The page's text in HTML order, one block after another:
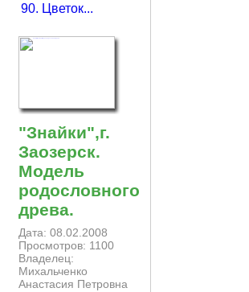
90. Цветок...
"Знайки",г.
Заозерск.
Модель
родословного
древа.
Дата: 08.02.2008
Просмотров: 1100
Владелец:
Михальченко
Анастасия Петровна